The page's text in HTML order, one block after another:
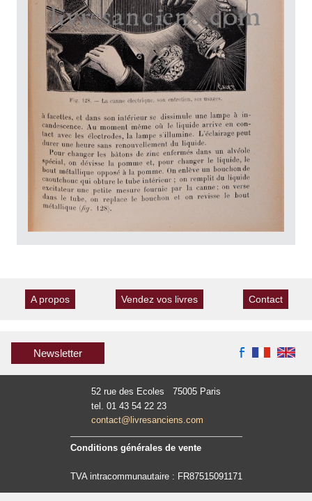
A propos Vendez vos livres Contact
Newsletter
52 rue des Ecoles 75005 Paris
tel. 01 43 54 22 23
contact@livresanciens.com
Conditions générales de vente
TVA intracommunautaire : FR87515091171